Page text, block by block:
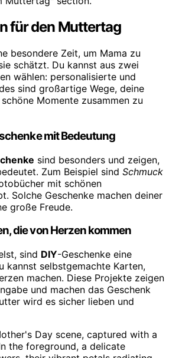
für den Muttertag
besondere Zeit, um Mama zu
schätzt. Du kannst aus zwei
wählen: personalisierte und
sind großartige Wege, deine
Momente zusammen zu
mit Bedeutung
sind besonders und zeigen,
Zum Beispiel sind Schmuck
mit schönen
Solche Geschenke machen deiner
große Freude.
die von Herzen kommen
sind DIY-Geschenke eine
kannst selbstgemachte Karten,
machen. Diese Projekte zeigen
und machen das Geschenk
wird es sicher lieben und